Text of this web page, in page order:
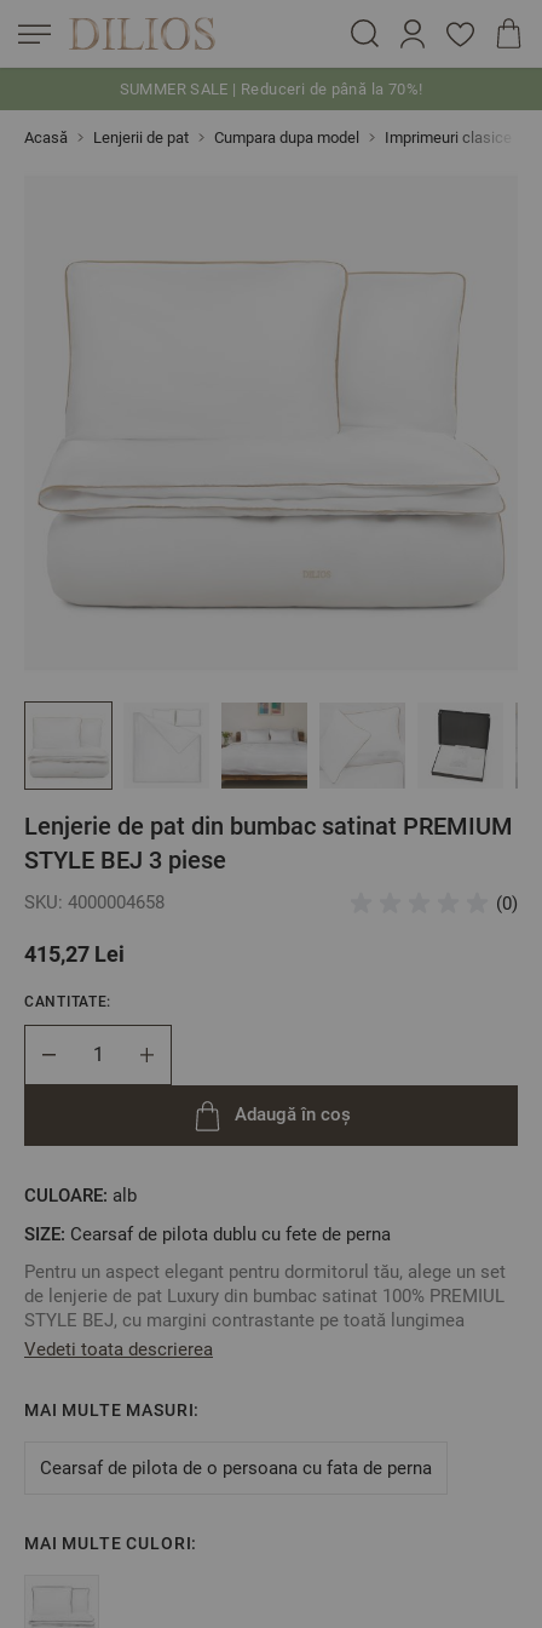
SUMMER SALE | Reduceri de până la 70%!
Acasă Lenjerii de pat Cumpara dupa model Imprimeuri clasice
Lenjerie de pat din bumbac satinat PREMIUM
STYLE BEJ 3 piese
SKU: 4000004658 (0)
415,27 Lei
CULOARE: alb
SIZE: Cearsaf de pilota dublu cu fete de perna
Pentru un aspect elegant pentru dormitorul tău, alege un set
de lenjerie de pat Luxury din bumbac satinat 100% PREMIUL
STYLE BEJ, cu margini contrastante pe toată lungimea
cearșafului de pilotă și un logo DILIOS brodat în partea de
O ofertă premium de la DILIOS, cu o calitate fără
Caracteristici:
- față de pernă: 50/70 - 2 bucăți;
Culoare: Alb cu două margini contrastante bej;
Vedeti toata descrierea
MAI MULTE MASURI:
Cearsaf de pilota de o persoana cu fata de perna
MAI MULTE CULORI:
CANTITATE:
Adaugă în coș